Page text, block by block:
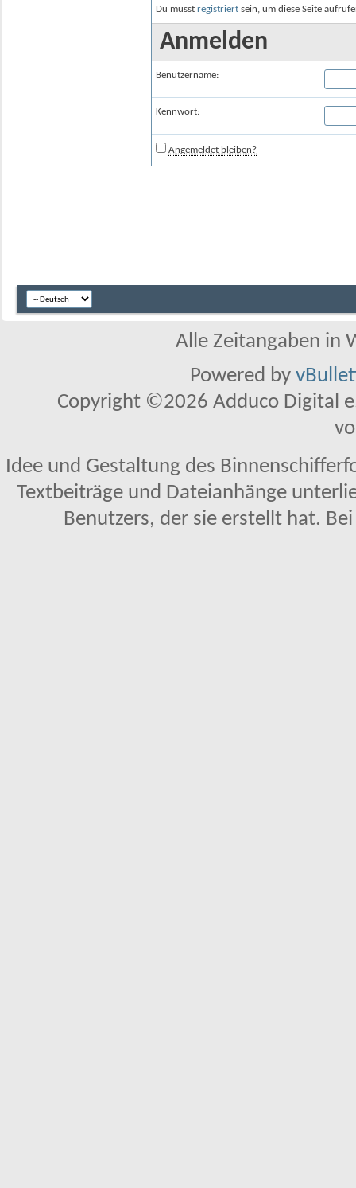
Du musst registriert sein, um diese Seite
Anmelden
Benutzername:
Kennwort:
Angemeldet bleiben?
Alle Zeitangaben in
Powered by
Copyright ©2026 Adduco Digital
Idee und Gestaltung des
Textbeiträge und Dateianhänge
Benutzers, der sie erstellt hat.